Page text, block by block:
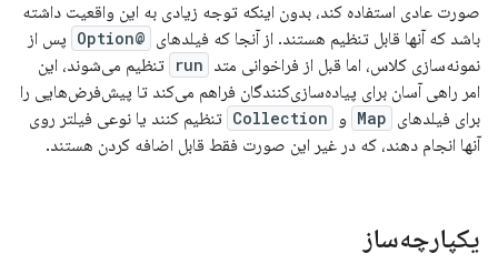
صورت عادی استفاده کند، بدون اینکه توجه زیادی به این واقعیت داشته
باشد که آنها قابل تنظیم هستند. از آنجا که فیلدهای @Option
پس از
نمونه‌سازی کلاس، اما قبل از فراخوانی متد run تنظیم می‌شوند، این
امر راهی آسان برای پیاده‌سازی‌کنندگان فراهم می‌کند تا پیش‌فرض‌هایی را
برای فیلدهای Map و Collection تنظیم کنند یا نوعی فیلتر روی
آنها انجام دهند، که در غیر این صورت فقط قابل اضافه کردن هستند.
یکپارچه‌ساز